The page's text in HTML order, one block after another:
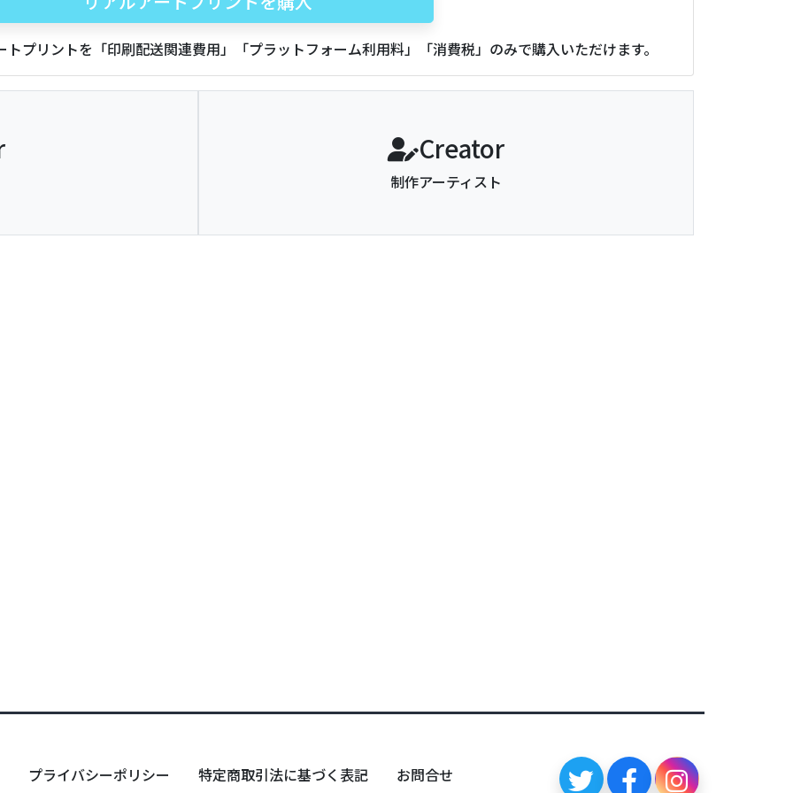
プリントを「印刷配送関連費用」「プラットフォーム利用料」「消費税」のみで購入いただけます。
Creator
制作アーティスト
プライバシーポリシー 特定商取引法に基づく表記 お問合せ